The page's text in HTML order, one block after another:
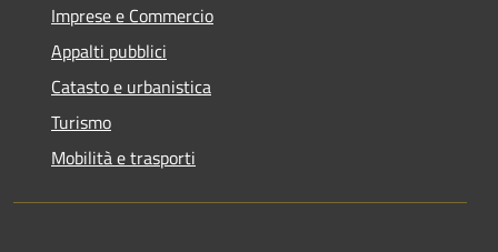
Imprese e Commercio
Appalti pubblici
Catasto e urbanistica
Turismo
Mobilità e trasporti